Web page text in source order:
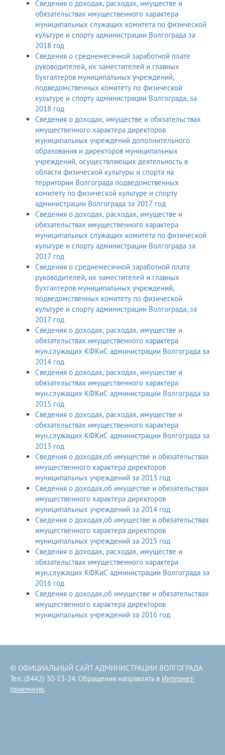
Сведения о доходах, расходах, имуществе и
обязательствах имущественного характера
муниципальных служащих комитета по физической
культуре и спорту администрации Волгограда за
2018 год
Сведения о среднемесячной заработной плате
руководителей, их заместителей и главных
бухгалтеров муниципальных учреждений,
подведомственных комитету по физической
культуре и спорту администрации Волгограда, за
2018 год
Сведения о доходах, имуществе и обязательствах
имущественного характера директоров
муниципальных учреждений дополнительного
образования и директоров муниципальных
учреждений, осуществляющих деятельность в
области физической культуры и спорта на
территории Волгограда подведомственных
комитету по физической культуре и спорту
администрации Волгограда за 2017 год
Сведения о доходах, расходах, имуществе и
обязательствах имущественного характера
муниципальных служащих комитета по физической
культуре и спорту администрации Волгограда за
2017 год
Сведения о среднемесячной заработной плате
руководителей, их заместителей и главных
бухгалтеров муниципальных учреждений,
подведомственных комитету по физической
культуре и спорту администрации Волгограда, за
2017 год
Сведения о доходах, расходах, имуществе и
обязательствах имущественного характера
мун.служащих КФКиС администрации Волгограда за
2014 год
Сведения о доходах, расходах, имуществе и
обязательствах имущественного характера
мун.служащих КФКиС администрации Волгограда за
2015 год
Сведения о доходах, расходах, имуществе и
обязательствах имущественного характера
мун.служащих КФКиС администрации Волгограда за
2013 год
Сведения о доходах,об имуществе и обязательствах
имущественного характера директоров
муниципальных учреждений за 2013 год
Сведения о доходах,об имуществе и обязательствах
имущественного характера директоров
муниципальных учреждений за 2014 год
Сведения о доходах,об имуществе и обязательствах
имущественного характера директоров
муниципальных учреждений за 2015 год
Сведения о доходах, расходах, имуществе и
обязательствах имущественного характера
мун.служащих КФКиС администрации Волгограда за
2016 год
Сведения о доходах,об имуществе и обязательствах
имущественного характера директоров
муниципальных учреждений за 2016 год
© ОФИЦИАЛЬНЫЙ САЙТ АДМИНИСТРАЦИИ ВОЛГОГРАДА
Тел. (8442) 30-13-24. Обращения направлять в Интернет-
приемную.